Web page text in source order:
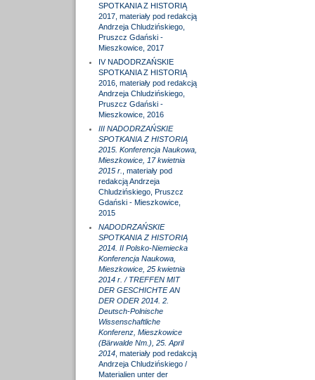
SPOTKANIA Z HISTORIĄ
2017, materiały pod redakcją
Andrzeja Chludzińskiego,
Pruszcz Gdański -
Mieszkowice, 2017
IV NADODRZAŃSKIE
SPOTKANIA Z HISTORIĄ
2016, materiały pod redakcją
Andrzeja Chludzińskiego,
Pruszcz Gdański -
Mieszkowice, 2016
III NADODRZAŃSKIE
SPOTKANIA Z HISTORIĄ
2015. Konferencja Naukowa,
Mieszkowice, 17 kwietnia
2015 r.
, materiały pod
redakcją Andrzeja
Chludzińskiego, Pruszcz
Gdański - Mieszkowice,
2015
NADODRZAŃSKIE
SPOTKANIA Z HISTORIĄ
2014. II Polsko-Niemiecka
Konferencja Naukowa,
Mieszkowice, 25 kwietnia
2014 r. / TREFFEN MIT
DER GESCHICHTE AN
DER ODER 2014. 2.
Deutsch-Polnische
Wissenschaftliche
Konferenz, Mieszkowice
(Bärwalde Nm.), 25. April
2014, materiały pod redakcją
Andrzeja Chludzińskiego /
Materialien unter der